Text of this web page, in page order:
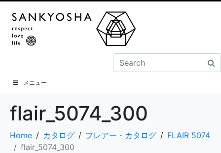
メニュー
flair_5074_300
Home カタログ フレアー・カタログ
FLAIR 5074
flair_5074_300